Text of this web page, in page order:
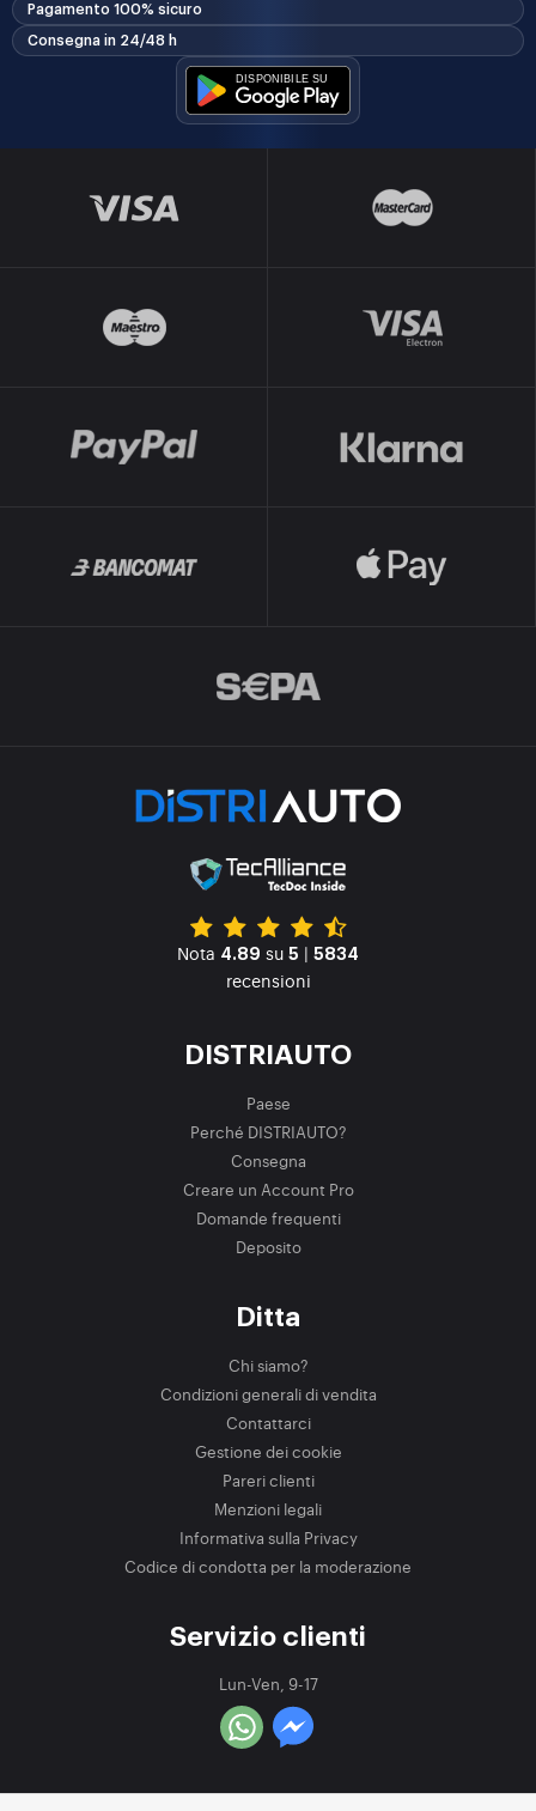
Pagamento 100% sicuro
Consegna in 24/48 h
Nota 4.89 su 5 | 5834
recensioni
DISTRIAUTO
Paese
Perché DISTRIAUTO?
Consegna
Creare un Account Pro
Domande frequenti
Deposito
Ditta
Chi siamo?
Condizioni generali di vendita
Contattarci
Gestione dei cookie
Pareri clienti
Menzioni legali
Informativa sulla Privacy
Codice di condotta per la moderazione
Servizio clienti
Lun-Ven, 9-17